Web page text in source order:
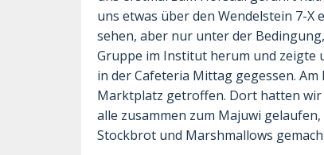
uns etwas über den Wendelstein 7-
sehen, aber nur unter der
Gruppe im Institut herum und zeigte
in der Cafeteria Mittag gegessen.
Marktplatz getroffen. Dort hatten wir
alle zusammen zum Majuwi
Stockbrot und Marshmallows